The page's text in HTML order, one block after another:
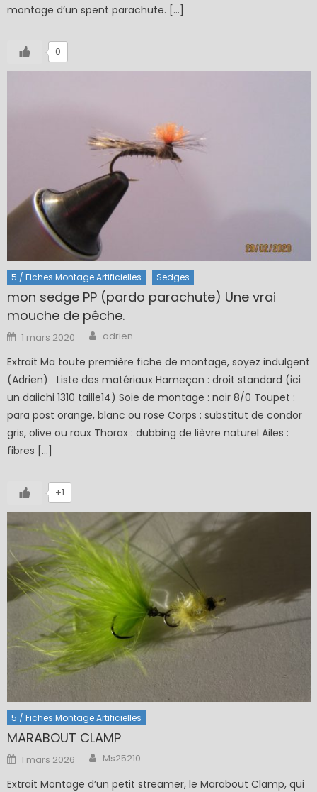
montage d’un spent parachute. […]
0
5 / Fiches Montage Artificielles Sedges
mon sedge PP (pardo parachute) Une vrai
mouche de pêche.
Posted
on
1 mars 2020 Author
adrien
Extrait Ma toute première fiche de montage, soyez indulgent
(Adrien) Liste des matériaux Hameçon : droit standard (ici
un daiichi 1310 taille14) Soie de montage : noir 8/0 Toupet :
para post orange, blanc ou rose Corps : substitut de condor
gris, olive ou roux Thorax : dubbing de lièvre naturel Ailes :
fibres […]
+1
5 / Fiches Montage Artificielles
MARABOUT CLAMP
Posted
on
1 mars 2026 Author
Ms25210
Extrait Montage d’un petit streamer, le Marabout Clamp, qui